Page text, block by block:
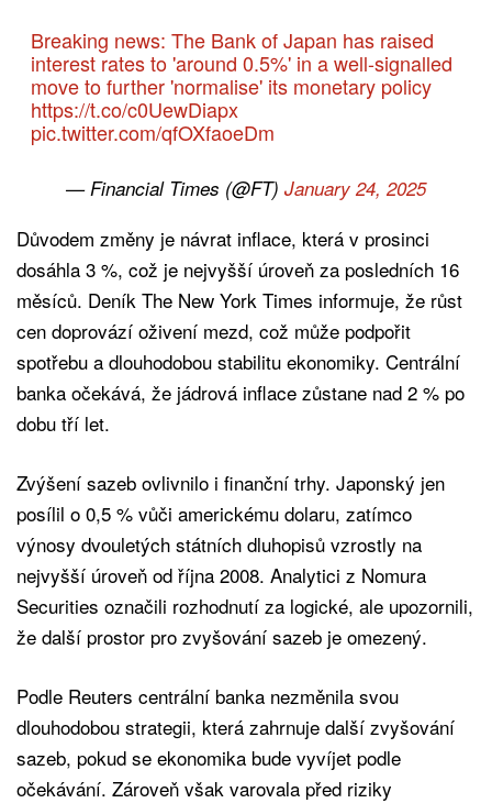
Breaking news: The Bank of Japan has raised
interest rates to 'around 0.5%' in a well-signalled
move to further 'normalise' its monetary policy
https://t.co/c0UewDiapx
pic.twitter.com/qfOXfaoeDm
— Financial Times (@FT) January 24, 2025
Důvodem změny je návrat inflace, která v prosinci
dosáhla 3 %, což je nejvyšší úroveň za posledních 16
měsíců. Deník The New York Times informuje, že růst
cen doprovází oživení mezd, což může podpořit
spotřebu a dlouhodobou stabilitu ekonomiky. Centrální
banka očekává, že jádrová inflace zůstane nad 2 % po
dobu tří let.
Zvýšení sazeb ovlivnilo i finanční trhy. Japonský jen
posílil o 0,5 % vůči americkému dolaru, zatímco
výnosy dvouletých státních dluhopisů vzrostly na
nejvyšší úroveň od října 2008. Analytici z Nomura
Securities označili rozhodnutí za logické, ale upozornili,
že další prostor pro zvyšování sazeb je omezený.
Podle Reuters centrální banka nezměnila svou
dlouhodobou strategii, která zahrnuje další zvyšování
sazeb, pokud se ekonomika bude vyvíjet podle
očekávání. Zároveň však varovala před riziky